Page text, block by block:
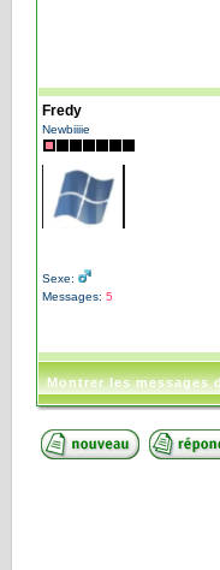
Fredy
Newbiiiie
Sexe:
Messages: 5
Montrer les